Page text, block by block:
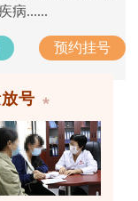
病......
预约挂号
号